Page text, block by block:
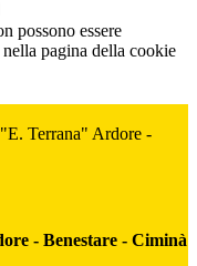
possono essere
pagina della cookie
Terrana" Ardore -
- Benestare - Ciminà